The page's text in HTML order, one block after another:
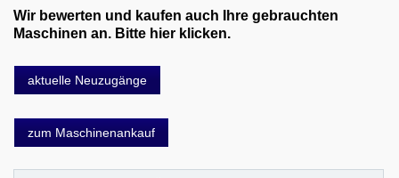
Wir bewerten und kaufen auch Ihre gebrauchten
Maschinen an. Bitte hier klicken.
aktuelle Neuzugänge
zum Maschinenankauf